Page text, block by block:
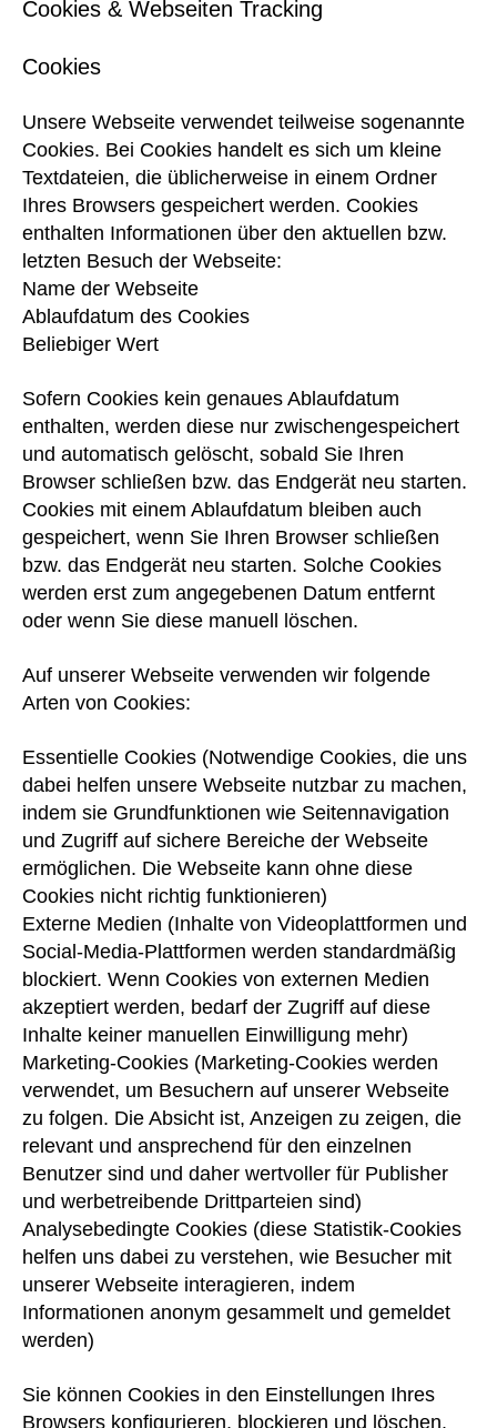
Cookies & Webseiten Tracking
Cookies
Unsere Webseite verwendet teilweise sogenannte
Cookies. Bei Cookies handelt es sich um kleine
Textdateien, die üblicherweise in einem Ordner
Ihres Browsers gespeichert werden. Cookies
enthalten Informationen über den aktuellen bzw.
letzten Besuch der Webseite:
Name der Webseite
Ablaufdatum des Cookies
Beliebiger Wert
Sofern Cookies kein genaues Ablaufdatum
enthalten, werden diese nur zwischengespeichert
und automatisch gelöscht, sobald Sie Ihren
Browser schließen bzw. das Endgerät neu starten.
Cookies mit einem Ablaufdatum bleiben auch
gespeichert, wenn Sie Ihren Browser schließen
bzw. das Endgerät neu starten. Solche Cookies
werden erst zum angegebenen Datum entfernt
oder wenn Sie diese manuell löschen.
Auf unserer Webseite verwenden wir folgende
Arten von Cookies:
Essentielle Cookies (Notwendige Cookies, die uns
dabei helfen unsere Webseite nutzbar zu machen,
indem sie Grundfunktionen wie Seitennavigation
und Zugriff auf sichere Bereiche der Webseite
ermöglichen. Die Webseite kann ohne diese
Cookies nicht richtig funktionieren)
Externe Medien (Inhalte von Videoplattformen und
Social-Media-Plattformen werden standardmäßig
blockiert. Wenn Cookies von externen Medien
akzeptiert werden, bedarf der Zugriff auf diese
Inhalte keiner manuellen Einwilligung mehr)
Marketing-Cookies (Marketing-Cookies werden
verwendet, um Besuchern auf unserer Webseite
zu folgen. Die Absicht ist, Anzeigen zu zeigen, die
relevant und ansprechend für den einzelnen
Benutzer sind und daher wertvoller für Publisher
und werbetreibende Drittparteien sind)
Analysebedingte Cookies (diese Statistik-Cookies
helfen uns dabei zu verstehen, wie Besucher mit
unserer Webseite interagieren, indem
Informationen anonym gesammelt und gemeldet
werden)
Sie können Cookies in den Einstellungen Ihres
Browsers konfigurieren, blockieren und löschen.